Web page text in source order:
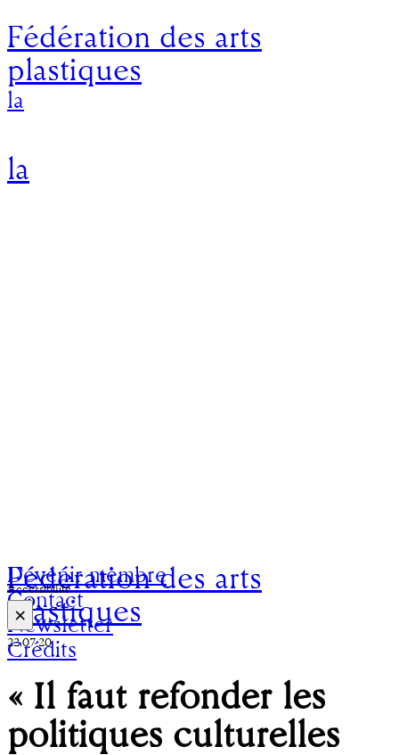
Fédération des arts
plastiques
la
la
Fédération des arts
plastiques
Devenir membre
Contact
Newsletter
Crédits
Accessibilité
×
22.07.20
« Il faut refonder les
politiques culturelles